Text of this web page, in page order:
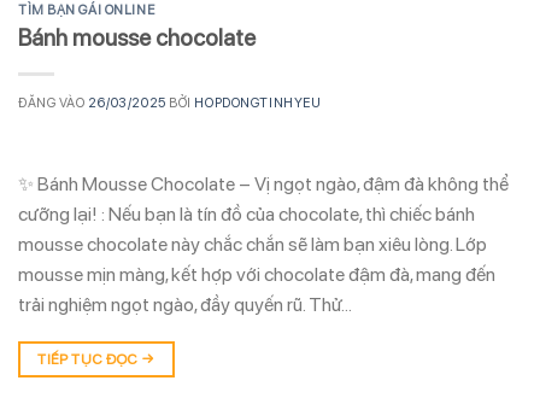
TÌM BẠN GÁI ONLINE
Bánh mousse chocolate
ĐĂNG VÀO 26/03/2025 BỞI HOPDONGTINHYEU
✨ Bánh Mousse Chocolate – Vị ngọt ngào, đậm đà không thể
cưỡng lại! : Nếu bạn là tín đồ của chocolate, thì chiếc bánh
mousse chocolate này chắc chắn sẽ làm bạn xiêu lòng. Lớp
mousse mịn màng, kết hợp với chocolate đậm đà, mang đến
trải nghiệm ngọt ngào, đầy quyến rũ. Thử…
TIẾP TỤC ĐỌC →